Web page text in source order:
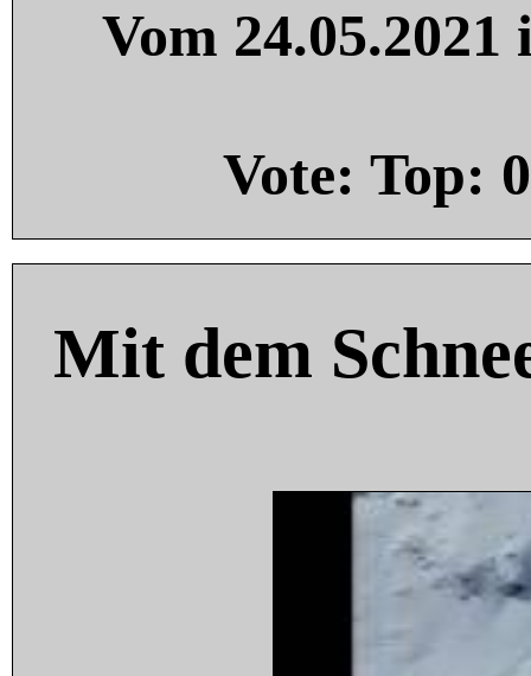
Vom
Vote: Top: 0
Mit dem